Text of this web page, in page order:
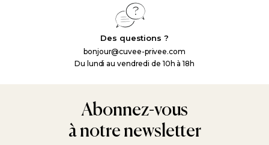
Des questions ?
bonjour@cuvee-privee.com
Du lundi au vendredi de 10h à 18h
Abonnez-vous
à notre newsletter